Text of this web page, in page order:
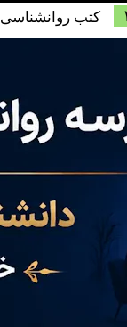
کتب روانشناسی